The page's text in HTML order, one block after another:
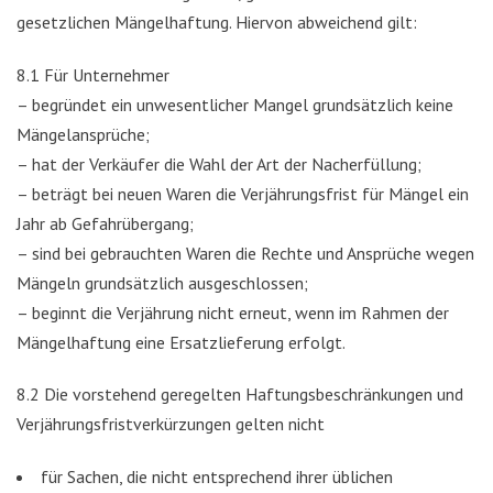
gesetzlichen Mängelhaftung. Hiervon abweichend gilt:
8.1 Für Unternehmer
– begründet ein unwesentlicher Mangel grundsätzlich keine
Mängelansprüche;
– hat der Verkäufer die Wahl der Art der Nacherfüllung;
– beträgt bei neuen Waren die Verjährungsfrist für Mängel ein
Jahr ab Gefahrübergang;
– sind bei gebrauchten Waren die Rechte und Ansprüche wegen
Mängeln grundsätzlich ausgeschlossen;
– beginnt die Verjährung nicht erneut, wenn im Rahmen der
Mängelhaftung eine Ersatzlieferung erfolgt.
8.2 Die vorstehend geregelten Haftungsbeschränkungen und
Verjährungsfristverkürzungen gelten nicht
für Sachen, die nicht entsprechend ihrer üblichen